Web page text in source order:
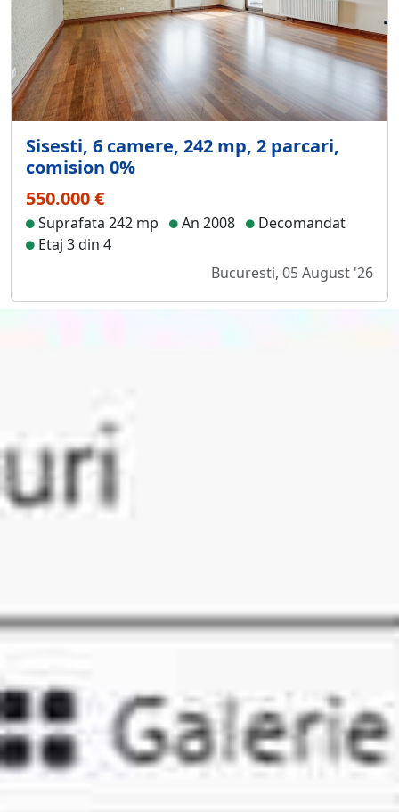
Sisesti, 6 camere, 242 mp, 2 parcari,
comision 0%
550.000 €
Suprafata 242 mp An 2008
Decomandat
Etaj 3 din 4
Bucuresti, 05 August '26